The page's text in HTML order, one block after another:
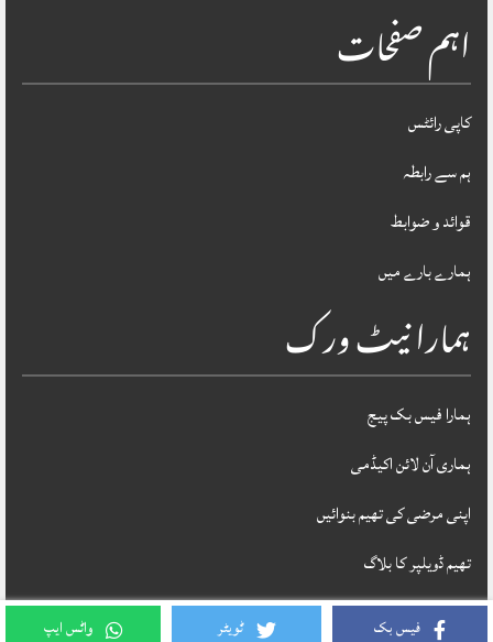
فیس بک ٹویٹر واٹس ایپ
اہم صفحات
کاپی رائٹس
ہم سے رابطہ
قوائد و ضوابط
ہمارے بارے میں
ہمارا نیٹ ورک
ہمارا فیس بک پیج
ہماری آن لائن اکیڈمی
اپنی مرضی کی تھیم بنوائیں
تھیم ڈویلپر کا بلاگ
Theme Designed & Developed By STYLOTHEMES